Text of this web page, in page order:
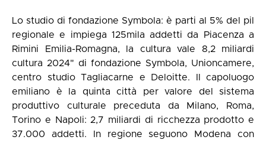
Lo studio di fondazione Symbola: è parti al 5% del pil
regionale e impiega 125mila addetti da Piacenza a
Rimini Emilia-Romagna, la cultura vale 8,2 miliardi
cultura 2024" di fondazione Symbola, Unioncamere,
centro studio Tagliacarne e Deloitte. Il capoluogo
emiliano è la quinta città per valore del sistema
produttivo culturale preceduta da Milano, Roma,
Torino e Napoli: 2,7 miliardi di ricchezza prodotto e
37.000 addetti. In regione seguono Modena con